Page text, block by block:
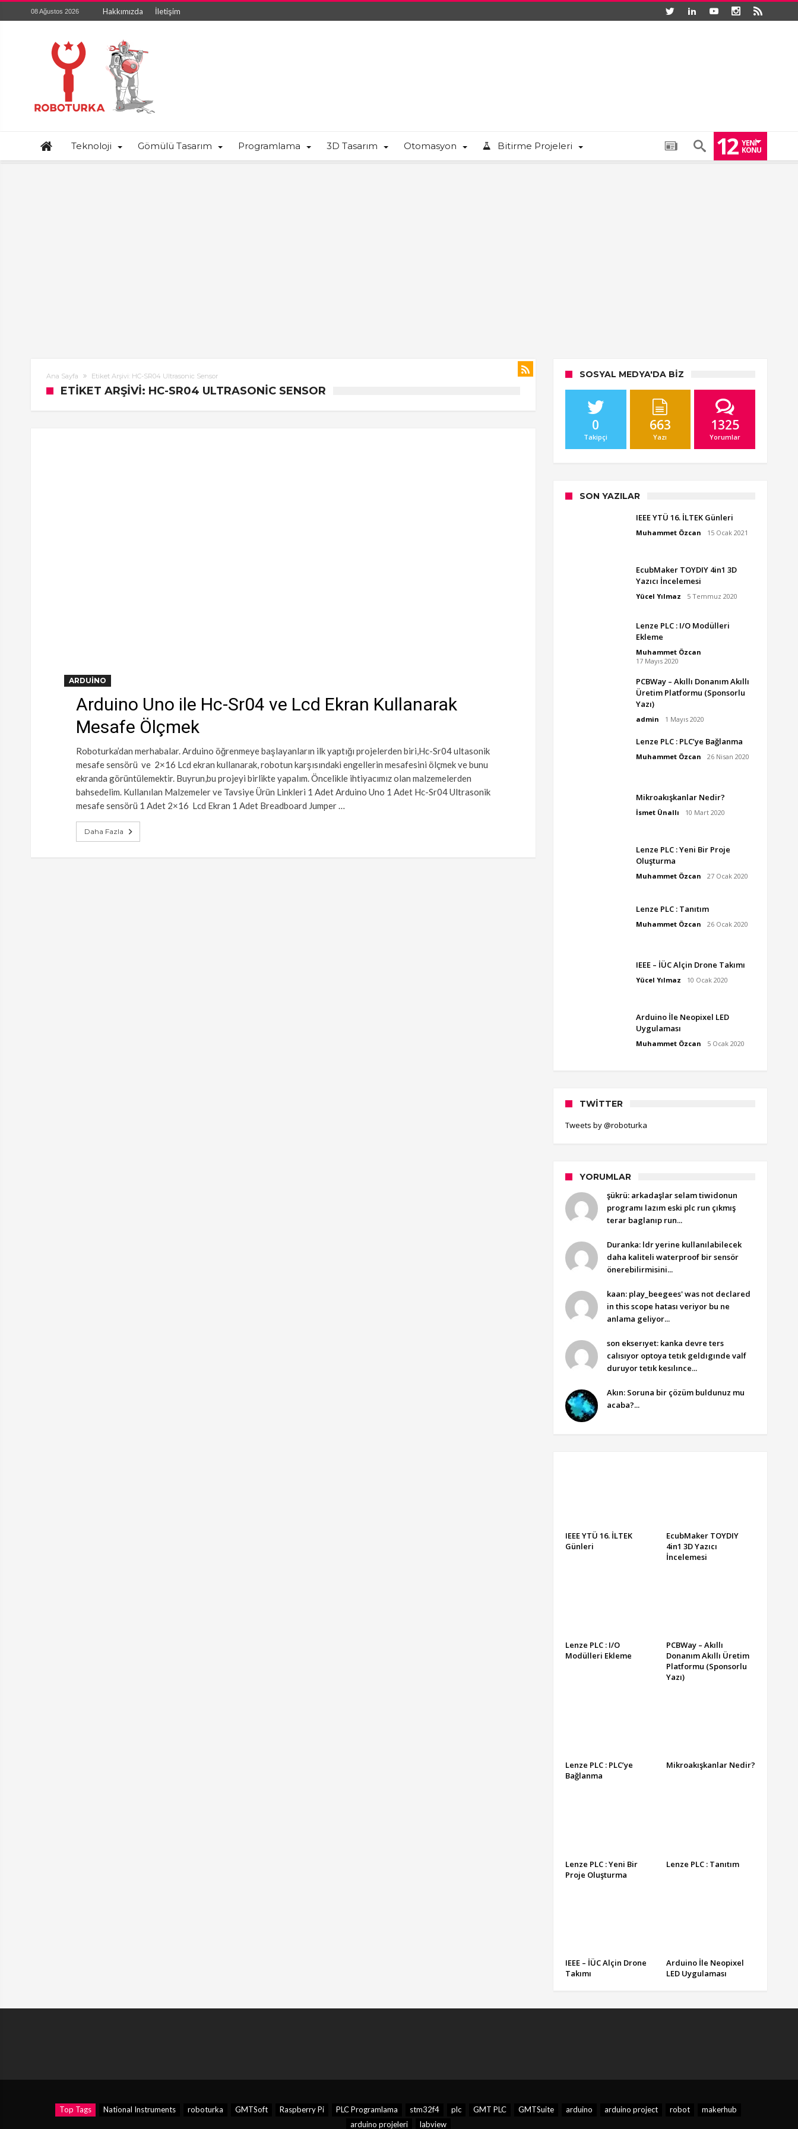
08 Ağustos 2026 Hakkımızda İletişim
Teknoloji Gömülü Tasarım Programlama 3D Tasarım Otomasyon Bitirme Projeleri 12 YENI
KONU
Ana Sayfa Etiket Arşivi: HC-SR04 Ultrasonic Sensor
ETIKET ARŞIVI: HC-SR04 ULTRASONIC SENSOR
ARDUINO
Arduino Uno ile Hc-Sr04 ve Lcd Ekran Kullanarak
Mesafe Ölçmek
Roboturka’dan merhabalar. Arduino öğrenmeye başlayanların ilk yaptığı projelerden biri,Hc-Sr04 ultasonik
mesafe sensörü ve 2×16 Lcd ekran kullanarak, robotun karşısındaki engellerin mesafesini ölçmek ve bunu
ekranda görüntülemektir. Buyrun,bu projeyi birlikte yapalım. Öncelikle ihtiyacımız olan malzemelerden
bahsedelim. Kullanılan Malzemeler ve Tavsiye Ürün Linkleri 1 Adet Arduino Uno 1 Adet Hc-Sr04 Ultrasonik
mesafe sensörü 1 Adet 2×16 Lcd Ekran 1 Adet Breadboard Jumper …
Daha Fazla
SOSYAL MEDYA'DA BIZ
0
Takipçi
663
Yazı
1325
Yorumlar
SON YAZILAR
IEEE YTÜ 16. İLTEK Günleri
Muhammet Özcan 15 Ocak 2021
EcubMaker TOYDIY 4in1 3D
Yazıcı İncelemesi
Yücel Yılmaz 5 Temmuz 2020
Lenze PLC : I/O Modülleri
Ekleme
Muhammet Özcan
17 Mayıs 2020
PCBWay – Akıllı Donanım Akıllı
Üretim Platformu (Sponsorlu
Yazı)
admin 1 Mayıs 2020
Lenze PLC : PLC’ye Bağlanma
Muhammet Özcan 26 Nisan 2020
Mikroakışkanlar Nedir?
İsmet Ünallı 10 Mart 2020
Lenze PLC : Yeni Bir Proje
Oluşturma
Muhammet Özcan 27 Ocak 2020
Lenze PLC : Tanıtım
Muhammet Özcan 26 Ocak 2020
IEEE – İÜC Alçin Drone Takımı
Yücel Yılmaz 10 Ocak 2020
Arduino İle Neopixel LED
Uygulaması
Muhammet Özcan 5 Ocak 2020
TWITTER
Tweets by @roboturka
YORUMLAR
şükrü: arkadaşlar selam tiwidonun
programı lazım eski plc run çıkmış
terar baglanıp run...
Duranka: ldr yerine kullanılabilecek
daha kaliteli waterproof bir sensör
önerebilirmisini...
kaan: play_beegees' was not declared
in this scope hatası veriyor bu ne
anlama geliyor...
son ekserıyet: kanka devre ters
calısıyor optoya tetık geldıgınde valf
duruyor tetık kesılınce...
Akın: Soruna bir çözüm buldunuz mu
acaba?...
IEEE YTÜ 16. İLTEK
Günleri
EcubMaker TOYDIY
4in1 3D Yazıcı
İncelemesi
Lenze PLC : I/O
Modülleri Ekleme
PCBWay – Akıllı
Donanım Akıllı Üretim
Platformu (Sponsorlu
Yazı)
Lenze PLC : PLC’ye
Bağlanma
Mikroakışkanlar Nedir?
Lenze PLC : Yeni Bir
Proje Oluşturma
Lenze PLC : Tanıtım
IEEE – İÜC Alçin Drone
Takımı
Arduino İle Neopixel
LED Uygulaması
Top Tags National Instruments roboturka GMTSoft Raspberry Pi PLC Programlama stm32f4 plc GMT PLC GMTSuite arduino arduino project robot
makerhub
arduino projeleri
labview